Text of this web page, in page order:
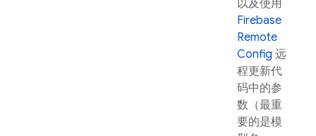
以及使用
Firebase
Remote
Config 远
程更新代
码中的参
数（最重
要的是模